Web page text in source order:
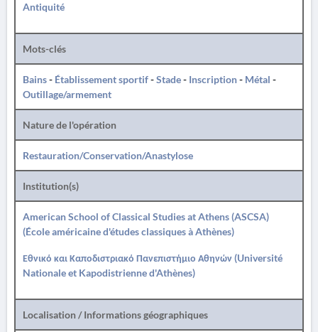
Antiquité
Mots-clés
Bains- Établissement sportif-Stade- Inscription- Métal -
Outillage/armement
Nature de l'opération
Restauration/Conservation/Anastylose
Institution(s)
American School of Classical Studies at Athens (ASCSA)
(École américaine d'études classiques à Athènes)
Εθνικό και Καποδιστριακό Πανεπιστήμιο Αθηνών (Université
Nationale et Kapodistrienne d'Athènes)
Localisation / Informations géographiques